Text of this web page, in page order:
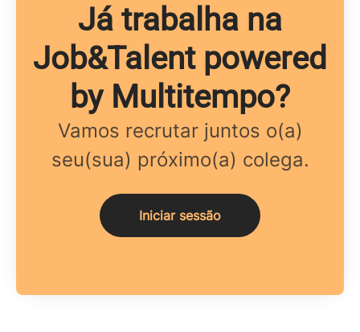
Já trabalha na
Job&Talent powered
by Multitempo?
Vamos recrutar juntos o(a)
seu(sua) próximo(a) colega.
Iniciar sessão